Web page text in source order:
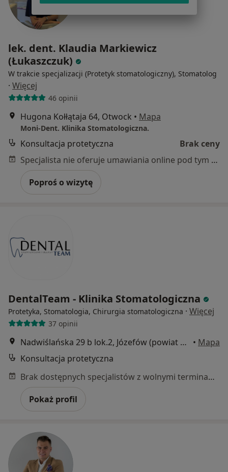
lek. dent. Klaudia Markiewicz
(Łukaszczuk)
W trakcie specjalizacji (Protetyk stomatologiczny), Stomatolog
· Więcej
46 opinii
Hugona Kołłątaja 64, Otwock • Mapa
Moni-Dent. Klinika Stomatologiczna.
Konsultacja protetyczna
Brak ceny
Specjalista nie oferuje umawiania online pod tym adresem.
Poproś o wizytę
DentalTeam - Klinika Stomatologiczna
Protetyka, Stomatologia, Chirurgia stomatologiczna · Więcej
37 opinii
Nadwiślańska 29 b lok.2, Józefów (powiat otwocki) • Mapa
Konsultacja protetyczna
Brak dostępnych specjalistów z wolnymi terminami w tym centrum medycznym.
Pokaż profil